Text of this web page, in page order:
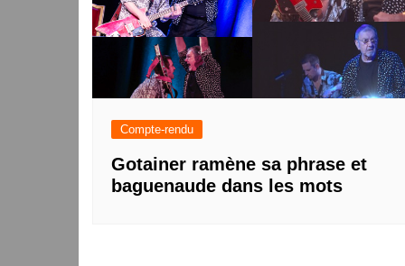
Compte-rendu
Gotainer ramène sa phrase et
baguenaude dans les mots